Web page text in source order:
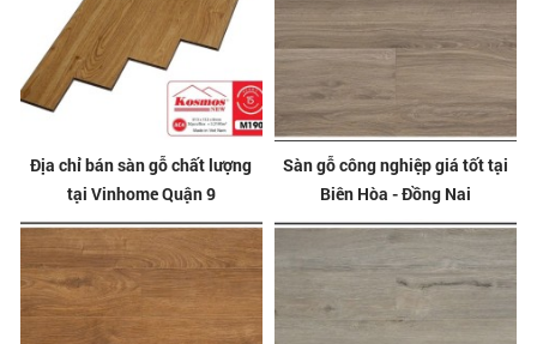
Địa chỉ bán sàn gỗ chất lượng
tại Vinhome Quận 9
Sàn gỗ công nghiệp giá tốt tại
Biên Hòa - Đồng Nai